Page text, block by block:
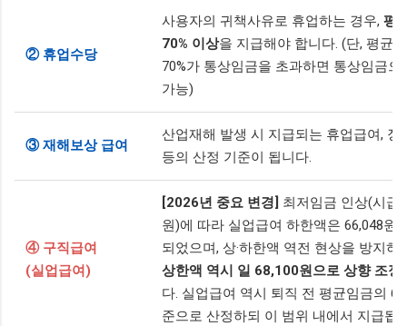
② 휴업수당
사용자의 귀책사유로 휴업하는 경우, 평
70% 이상을 지급해야 합니다. (단, 평균
70%가 통상임금을 초과하면 통상임금으
가능)
③ 재해보상 급여
산업재해 발생 시 지급되는 휴업급여, 장
등의 산정 기준이 됩니다.
④ 구직급여
(실업급여)
[2026년 중요 변경] 최저임금 인상(시급
원)에 따라 실업급여 하한액은 66,048원
되었으며, 상·하한액 역전 현상을 방지하
상한액 역시 일 68,100원으로 상향 조정
다. 실업급여 역시 퇴직 전 평균임금의
준으로 산정하되 이 범위 내에서 지급됩